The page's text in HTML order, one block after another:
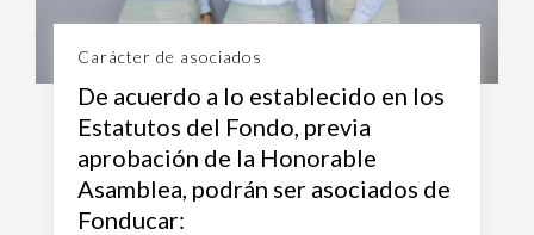
Carácter de asociados
De acuerdo a lo establecido en los
Estatutos del Fondo, previa
aprobación de la Honorable
Asamblea, podrán ser asociados de
Fonducar: